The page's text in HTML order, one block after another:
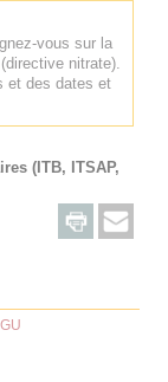
vous sur la
nitrate).
et des dates et
(ITB, ITSAP,